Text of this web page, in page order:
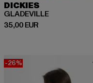
DICKIES
GLADEVILLE
35,00 EUR
Derzeitiger Preis: 35,00
-26%